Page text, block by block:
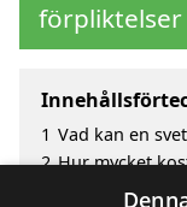
förpliktelser
1 Vad kan en
2 Hur mycket
Fördelar med